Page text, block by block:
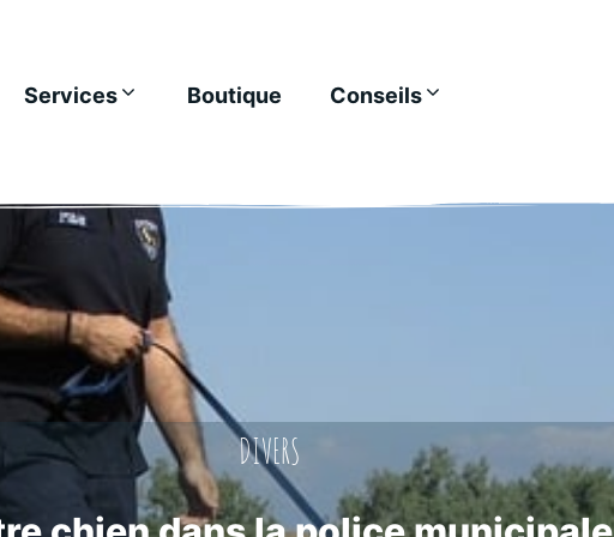
Services Boutique Conseils
DIVERS